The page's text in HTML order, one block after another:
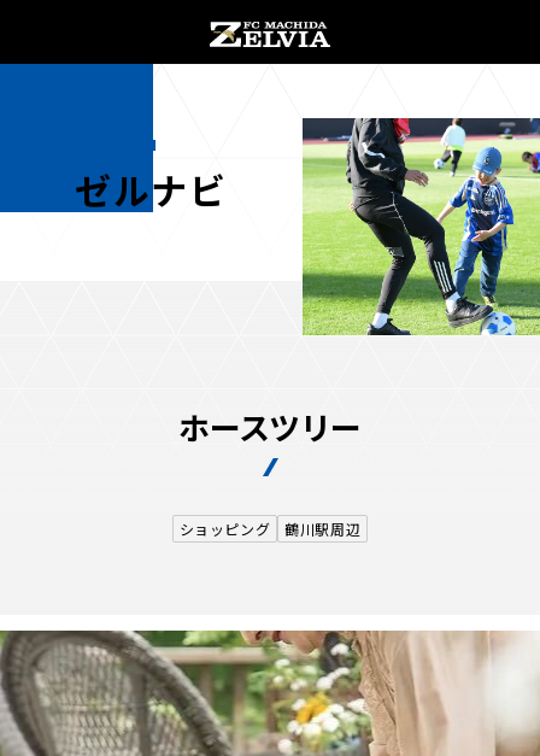
グッズ
メディア
チケット購入
チケット購入手順
チケット販売スケジュール
ＦＣ町田ゼルビアについて
選手・スタッフ紹介
ファンになる
ファンになるトップ
グッズを買う
ZELNAVI
ゼルナビ
ホースツリー
ショッピング 鶴川駅周辺